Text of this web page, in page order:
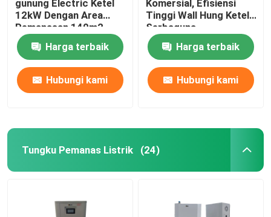
gunung Electric Ketel
12kW Dengan Area
Pemanasan 140m2
Harga terbaik
Hubungi kami
Komersial, Efisiensi
Tinggi Wall Hung Ketel
Serbaguna
Harga terbaik
Hubungi kami
Tungku Pemanas Listrik (24)